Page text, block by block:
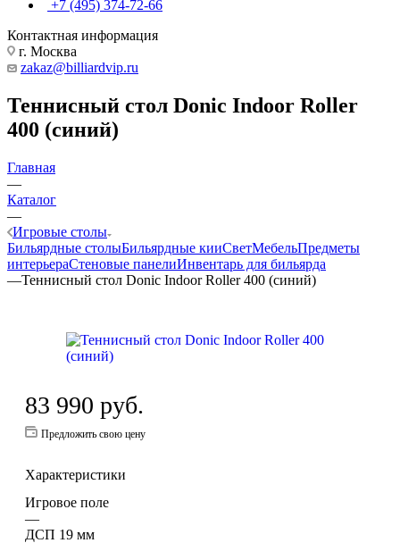
+7 (495) 374-72-66
Контактная информация
г. Москва
zakaz@billiardvip.ru
Теннисный стол Donic Indoor Roller
400 (синий)
Главная
—
Каталог
—
Игровые столы
Бильярдные столыБильярдные кииСветМебельПредметы
интерьераСтеновые панелиИнвентарь для бильярда
—Теннисный стол Donic Indoor Roller 400 (синий)
83 990 руб.
Предложить свою цену
Характеристики
Игровое поле
—
ДСП 19 мм